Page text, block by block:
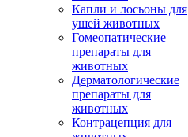
Капли и лосьоны для
ушей животных
Гомеопатические
препараты для
животных
Дерматологические
препараты для
животных
Контрацепция для